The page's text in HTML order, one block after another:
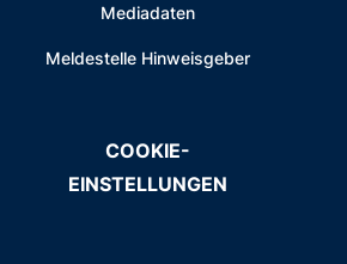
Mediadaten
Meldestelle Hinweisgeber
COOKIE-
EINSTELLUNGEN